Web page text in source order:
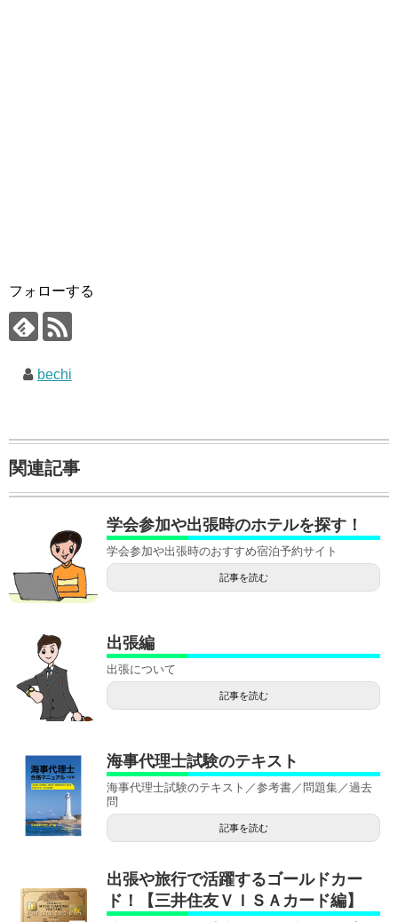
フォローする
bechi
関連記事
学会参加や出張時のホテルを探す！
学会参加や出張時のおすすめ宿泊予約サイト
記事を読む
出張編
出張について
記事を読む
海事代理士試験のテキスト
海事代理士試験のテキスト／参考書／問題集／過去
問
記事を読む
出張や旅行で活躍するゴールドカー
ド！【三井住友ＶＩＳＡカード編】